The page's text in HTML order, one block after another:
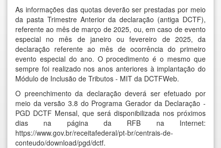
As informações das quotas deverão ser prestadas por meio
da pasta Trimestre Anterior da declaração (antiga DCTF),
referente ao mês de março de 2025, ou, em caso de evento
especial no mês de janeiro ou fevereiro de 2025, da
declaração referente ao mês de ocorrência do primeiro
evento especial do ano. O procedimento é o mesmo que
sempre foi realizado nos anos anteriores à implantação do
Módulo de Inclusão de Tributos - MIT da DCTFWeb.
O preenchimento da declaração deverá ser efetuado por
meio da versão 3.8 do Programa Gerador da Declaração -
PGD DCTF Mensal, que será disponibilizada nos próximos
dias na página da RFB na Internet:
https://www.gov.br/receitafederal/pt-br/centrais-de-
conteudo/download/pgd/dctf.